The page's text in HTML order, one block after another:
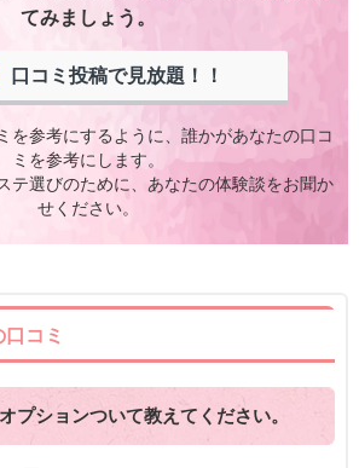
てみましょう。
口コミ投稿で見放題！！
を参考にするように、誰かがあなたの口コ
ミを参考にします。
テ選びのために、あなたの体験談をお聞か
せください。
口コミ
プションついて教えてください。